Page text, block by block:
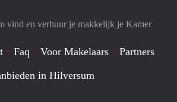
vind en verhuur je makkelijk je Kamer
Faq Voor Makelaars
Partners
in Hilversum